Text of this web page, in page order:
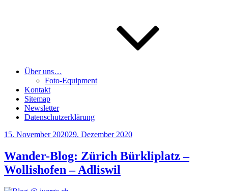
Über uns…
Foto-Equipment
Kontakt
Sitemap
Newsletter
Datenschutzerklärung
Veröffentlicht
15. November 202029. Dezember 2020
Wander-Blog: Zürich Bürkliplatz –
Wollishofen – Adliswil